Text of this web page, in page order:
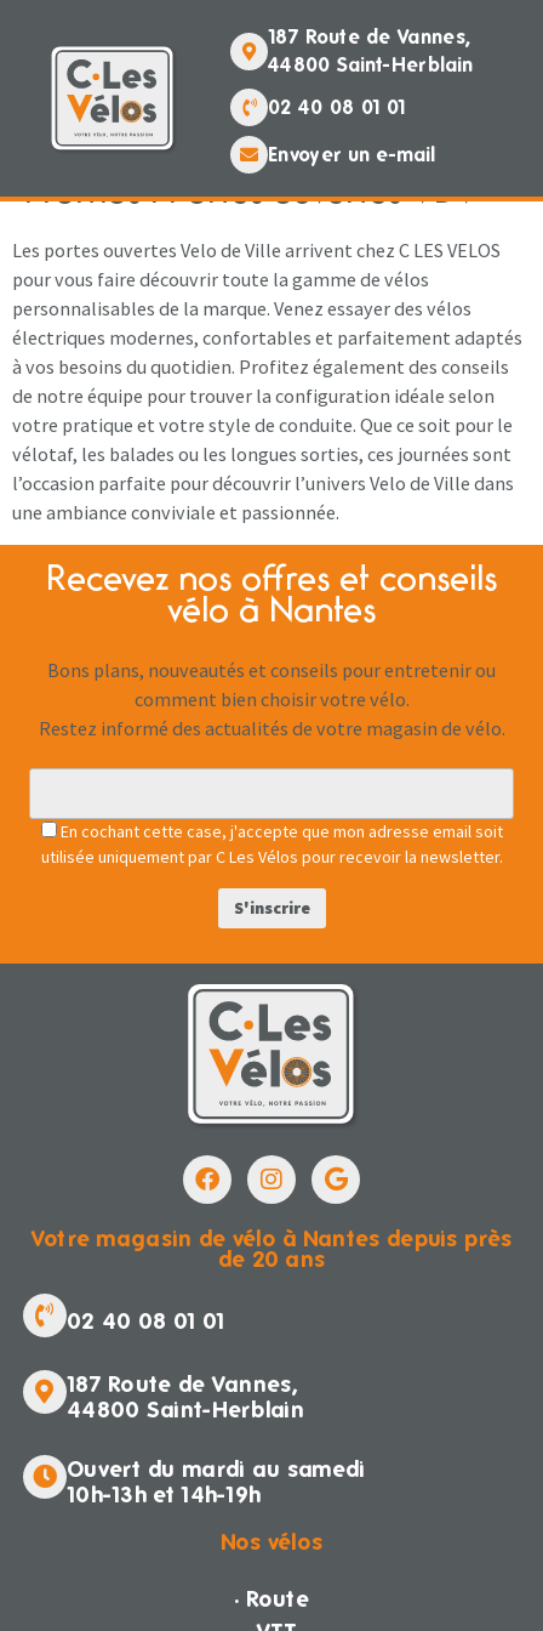
187 Route de Vannes,
44800 Saint-Herblain
02 40 08 01 01
Envoyer un e-mail
Promos :Portes ouvertes VDV
Les portes ouvertes Velo de Ville arrivent chez C LES VELOS
pour vous faire découvrir toute la gamme de vélos
personnalisables de la marque. Venez essayer des vélos
électriques modernes, confortables et parfaitement adaptés
à vos besoins du quotidien. Profitez également des conseils
de notre équipe pour trouver la configuration idéale selon
votre pratique et votre style de conduite. Que ce soit pour le
vélotaf, les balades ou les longues sorties, ces journées sont
l’occasion parfaite pour découvrir l’univers Velo de Ville dans
une ambiance conviviale et passionnée.
Recevez nos offres et conseils
vélo à Nantes
Bons plans, nouveautés et conseils pour entretenir ou
comment bien choisir votre vélo.
Restez informé des actualités de votre magasin de vélo.
En cochant cette case, j'accepte que mon adresse email soit
utilisée uniquement par C Les Vélos pour recevoir la newsletter.
Votre magasin de vélo à Nantes depuis près
de 20 ans
02 40 08 01 01
187 Route de Vannes,
44800 Saint-Herblain
Ouvert du mardi au samedi
10h-13h et 14h-19h
Nos vélos
· Route